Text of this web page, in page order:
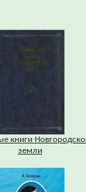
книги
земли